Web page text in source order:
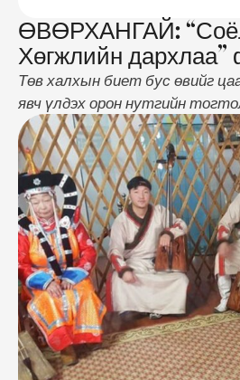
ӨВӨРХАНГАЙ:
Хөгжлийн
Төв халхын биет бус өвийг
явч үлдэх орон нутгийн
шавь сургалтыг дэмжих,
уламжлагчдын идэвхи
тэднийг олон нийтэд
ажиллагааг нь бодлогоор
“Соёлын өв-Хөгжлийн
Өвөрхангай аймгийн Засаг
оны 11 дүгээр сарын 28-ны
шийдвэрлээд байна. Тус …